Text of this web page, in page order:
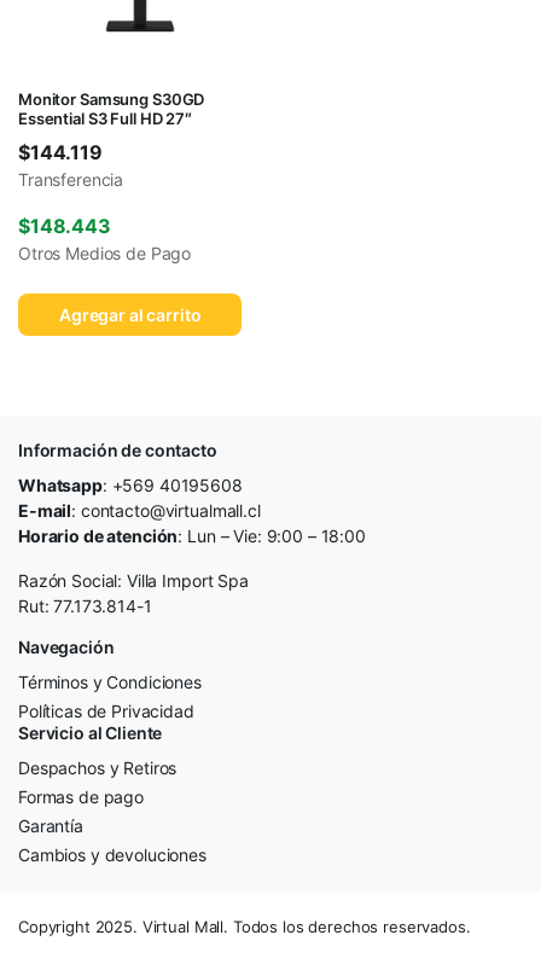
Monitor Samsung S30GD
Essential S3 Full HD 27″
$144.119
Transferencia
$148.443
Otros Medios de Pago
Agregar al carrito
Información de contacto
Whatsapp: +569 40195608
E-mail: contacto@virtualmall.cl
Horario de atención: Lun – Vie: 9:00 – 18:00
Razón Social: Villa Import Spa
Rut: 77.173.814-1
Navegación
Términos y Condiciones
Políticas de Privacidad
Servicio al Cliente
Despachos y Retiros
Formas de pago
Garantía
Cambios y devoluciones
Copyright 2025. Virtual Mall. Todos los derechos reservados.